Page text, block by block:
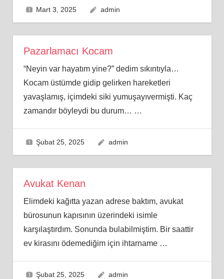
Mart 3, 2025 admin
Pazarlamacı Kocam
“Neyin var hayatım yine?” dedim sıkıntıyla…
Kocam üstümde gidip gelirken hareketleri
yavaşlamış, içimdeki siki yumuşayıvermişti. Kaç
zamandır böyleydi bu durum… …
Şubat 25, 2025 admin
Avukat Kenan
Elimdeki kağıtta yazan adrese baktım, avukat
bürosunun kapısının üzerindeki isimle
karşılaştırdım. Sonunda bulabilmiştim. Bir saattir
ev kirasını ödemediğim için ihtarname …
Şubat 25, 2025 admin